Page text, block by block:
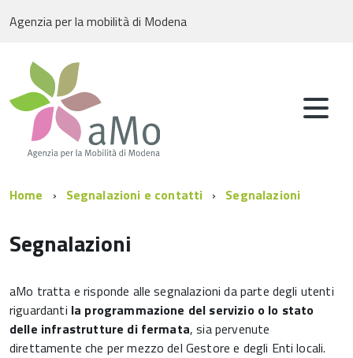
Agenzia per la mobilità di Modena
Home Segnalazioni e contatti Segnalazioni
Segnalazioni
aMo tratta e risponde alle segnalazioni da parte degli utenti
riguardanti la programmazione del servizio o lo stato
delle infrastrutture di fermata, sia pervenute
direttamente che per mezzo del Gestore e degli Enti locali.